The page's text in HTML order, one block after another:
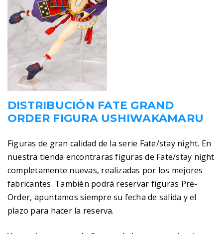
DISTRIBUCIÓN FATE GRAND
ORDER FIGURA USHIWAKAMARU
Figuras de gran calidad de la serie Fate/stay night. En
nuestra tienda encontraras figuras de Fate/stay night
completamente nuevas, realizadas por los mejores
fabricantes. También podrá reservar figuras Pre-
Order, apuntamos siempre su fecha de salida y el
plazo para hacer la reserva.